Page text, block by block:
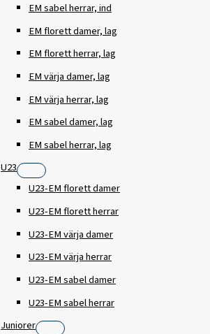
EM sabel herrar, ind
EM florett damer, lag
EM florett herrar, lag
EM värja damer, lag
EM värja herrar, lag
EM sabel damer, lag
EM sabel herrar, lag
U23
U23-EM florett damer
U23-EM florett herrar
U23-EM värja damer
U23-EM värja herrar
U23-EM sabel damer
U23-EM sabel herrar
Juniorer